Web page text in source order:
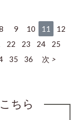
9 10 11
12
22 23 24
25
35 36 次
ちら